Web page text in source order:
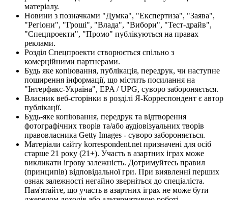
матеріалу.
Новини з позначками "Думка", "Експертиза", "Заява",
"Регіони", "Гроші", "Влада", "Вибори", "Тест-драйв",
"Спецпроекти", "Промо" публікуються на правах
реклами.
Розділ Спецпроекти створюється спільно з
комерційними партнерами.
Будь яке копіювання, публікація, передрук, чи наступне
поширення інформації, що містить посилання на
"Інтерфакс-Україна", EPA / UPG, суворо забороняється.
Власник веб-сторінки в розділі Я-Корреспондент є автор
публікації.
Будь-яке копіювання, передрук та відтворення
фотографічних творів та/або аудіовізуальних творів
правовласника Getty Images - суворо забороняється.
Матеріали сайту korrespondent.net призначені для осіб
старше 21 року (21+). Участь в азартних іграх може
викликати ігрову залежність. Дотримуйтесь правил
(принципів) відповідальної гри. При виявленні перших
ознак залежності негайно зверніться до спеціаліста.
Пам'ятайте, що участь в азартних іграх не може бути